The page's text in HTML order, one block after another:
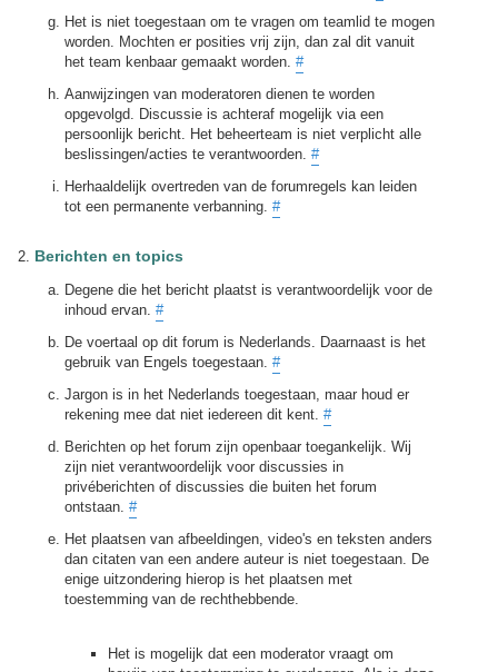
Het is niet toegestaan om te vragen om teamlid te mogen
worden. Mochten er posities vrij zijn, dan zal dit vanuit
het team kenbaar gemaakt worden. #
Aanwijzingen van moderatoren dienen te worden
opgevolgd. Discussie is achteraf mogelijk via een
persoonlijk bericht. Het beheerteam is niet verplicht alle
beslissingen/acties te verantwoorden. #
Herhaaldelijk overtreden van de forumregels kan leiden
tot een permanente verbanning. #
Berichten en topics
Degene die het bericht plaatst is verantwoordelijk voor de
inhoud ervan. #
De voertaal op dit forum is Nederlands. Daarnaast is het
gebruik van Engels toegestaan. #
Jargon is in het Nederlands toegestaan, maar houd er
rekening mee dat niet iedereen dit kent. #
Berichten op het forum zijn openbaar toegankelijk. Wij
zijn niet verantwoordelijk voor discussies in
privéberichten of discussies die buiten het forum
ontstaan. #
Het plaatsen van afbeeldingen, video's en teksten anders
dan citaten van een andere auteur is niet toegestaan. De
enige uitzondering hierop is het plaatsen met
toestemming van de rechthebbende.
Het is mogelijk dat een moderator vraagt om